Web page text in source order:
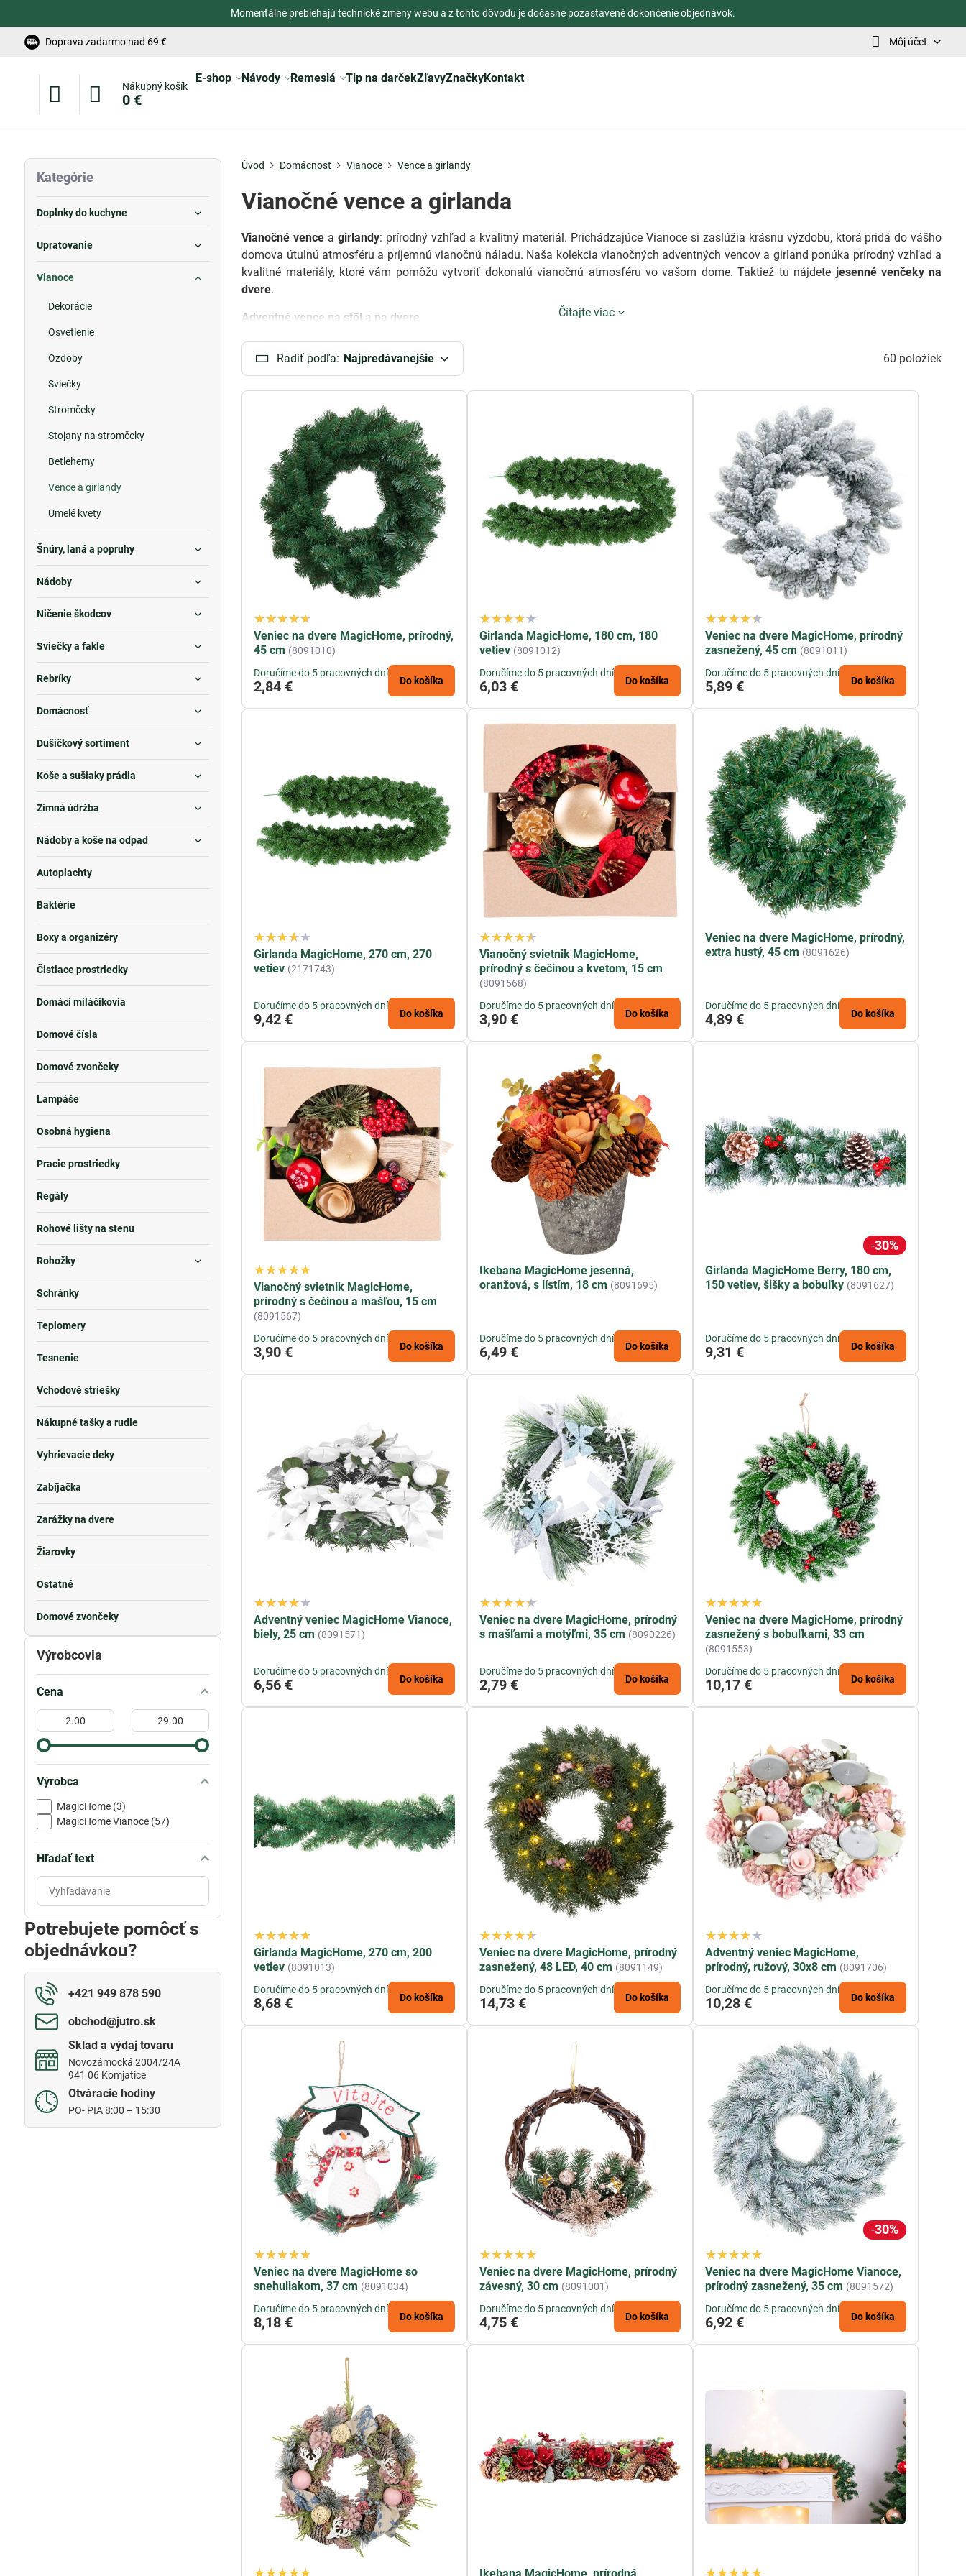
Momentálne prebiehajú technické zmeny webu a z tohto dôvodu je dočasne pozastavené dokončenie objednávok.
Doprava zadarmo nad 69 € Môj účet
Nákupný košík
0 €
E-shop Návody Remeslá Tip na darčekZľavyZnačkyKontakt
Úvod Domácnosť Vianoce Vence a girlandy
Vianočné vence a girlanda
Vianočné vence a girlandy: prírodný vzhľad a kvalitný materiál. Prichádzajúce Vianoce si zaslúžia krásnu výzdobu, ktorá pridá do vášho
domova útulnú atmosféru a príjemnú vianočnú náladu. Naša kolekcia vianočných adventných vencov a girland ponúka prírodný vzhľad a
kvalitné materiály, ktoré vám pomôžu vytvoriť dokonalú vianočnú atmosféru vo vašom dome. Taktiež tu nájdete jesenné venčeky na
dvere.
Adventné vence na stôl a na dvere
majú prírodný vzhľad a sú vyrobené z kvalitných materiálov, ako sú smrekové vetvičky, jemné ihličie a ozdoby vianočného motívu. Môžete
si ich umiestniť na stôl, na dvere alebo na iné vhodné miesto vo vašom dome.
Girlandy pre dekoráciu domu
Vianočná girlandaje ďalším skvelým doplnkom vášho vianočného interiéru. Naše girlandy majú hustý a prírodný vzhľad, čo im dáva
autentický vzhľad. Môžete ich zavesiť na schody, na krb alebo ich použiť na ozdobenie okien. Sú vyrobené z kvalitných materiálov, ktoré
zaručujú ich trvanlivosť a estetický vzhľad.
Variabilita a kreativita v dekorovaní
Naša kolekcia vianočných vencov a girland je veľmi variabilná a umožňuje vám prejaviť svoju kreativitu pri vytváraní vianočnej výzdoby.
Môžete si vybrať z rôznych veľkostí, tvarov a štýlov, aby ste našli ten správny kúsok pre váš dom. Kombinujte ich s ďalšími vianočnými
ozdobami, ako sú sviečky, ozdoby a vianočné svetlá, aby ste vytvorili jedinečnú a pôsobivú vianočnú atmosféru.
Vianočné venčeky a girlandy pre každý rozpočet
Naša ponuka vianočných vencov a girland je dostupná za priaznivé ceny, čo vám umožňuje ozdobiť váš dom krásnou výzdobou bez toho,
aby ste museli preplatiť. Kvalita našich produktov je zaručená, čo znamená, že si môžete byť istí, že vaša vianočná výzdoba bude
Vianočné adventné vence a girlandy sú neoddeliteľnou súčasťou vianočnej výzdoby a pridávajú do vášho domova špeciálny dotyk
vianočnej atmosféry. Naša kolekcia vám ponúka prírodný vzhľad a kvalitné materiály, ktoré zaručujú dokonalý vzhľad vášho domu počas
sviatkov. Vyberte si z našej ponuky ten správnyvianočný veniecalebo girlandu a užite si krásne Vianoce plné pohody a radosti.
Čítajte viac
Radiť podľa: Najpredávanejšie 60 položiek
Veniec na dvere MagicHome, prírodný,
45 cm (8091010)
Doručíme do 5 pracovných dní
2,84 € Do košíka
Girlanda MagicHome, 180 cm, 180
vetiev (8091012)
Doručíme do 5 pracovných dní
6,03 € Do košíka
Veniec na dvere MagicHome, prírodný
zasnežený, 45 cm (8091011)
Doručíme do 5 pracovných dní
5,89 € Do košíka
Girlanda MagicHome, 270 cm, 270
vetiev (2171743)
Doručíme do 5 pracovných dní
9,42 € Do košíka
Vianočný svietnik MagicHome,
prírodný s čečinou a kvetom, 15 cm
(8091568)
Doručíme do 5 pracovných dní
3,90 € Do košíka
Veniec na dvere MagicHome, prírodný,
extra hustý, 45 cm (8091626)
Doručíme do 5 pracovných dní
4,89 € Do košíka
Vianočný svietnik MagicHome,
prírodný s čečinou a mašľou, 15 cm
(8091567)
Doručíme do 5 pracovných dní
3,90 € Do košíka
Ikebana MagicHome jesenná,
oranžová, s lístím, 18 cm (8091695)
Doručíme do 5 pracovných dní
6,49 € Do košíka
30%
Girlanda MagicHome Berry, 180 cm,
150 vetiev, šišky a bobuľky (8091627)
Doručíme do 5 pracovných dní
9,31 € Do košíka
Adventný veniec MagicHome Vianoce,
biely, 25 cm (8091571)
Doručíme do 5 pracovných dní
6,56 € Do košíka
Veniec na dvere MagicHome, prírodný
s mašľami a motýľmi, 35 cm (8090226)
Doručíme do 5 pracovných dní
2,79 € Do košíka
Veniec na dvere MagicHome, prírodný
zasnežený s bobuľkami, 33 cm
(8091553)
Doručíme do 5 pracovných dní
10,17 € Do košíka
Girlanda MagicHome, 270 cm, 200
vetiev (8091013)
Doručíme do 5 pracovných dní
8,68 € Do košíka
Veniec na dvere MagicHome, prírodný
zasnežený, 48 LED, 40 cm (8091149)
Doručíme do 5 pracovných dní
14,73 € Do košíka
Adventný veniec MagicHome,
prírodný, ružový, 30x8 cm (8091706)
Doručíme do 5 pracovných dní
10,28 € Do košíka
Veniec na dvere MagicHome so
snehuliakom, 37 cm (8091034)
Doručíme do 5 pracovných dní
8,18 € Do košíka
Veniec na dvere MagicHome, prírodný
závesný, 30 cm (8091001)
Doručíme do 5 pracovných dní
4,75 € Do košíka
30%
Veniec na dvere MagicHome Vianoce,
prírodný zasnežený, 35 cm (8091572)
Doručíme do 5 pracovných dní
6,92 € Do košíka
Ikebana MagicHome, prírodná,
Výrobcovia
Cena
Od:
Do:
Výrobca
MagicHome (3)
MagicHome Vianoce (57)
Hľadať text
Prehľadať
výsledky
filtra
fulltextom
Potrebujete pomôcť s
objednávkou?
+421 949 878 590
obchod​@jutro​.sk
Sklad a výdaj tovaru
Novozámocká 2004/24A
941 06 Komjatice
Otváracie hodiny
PO- PIA 8:00 – 15:30
Kategórie
Doplnky do kuchyne
Upratovanie
Vianoce
Dekorácie
Osvetlenie
Ozdoby
Sviečky
Stromčeky
Stojany na stromčeky
Betlehemy
Vence a girlandy
Umelé kvety
Šnúry, laná a popruhy
Nádoby
Ničenie škodcov
Sviečky a fakle
Rebríky
Domácnosť
Dušičkový sortiment
Koše a sušiaky prádla
Zimná údržba
Nádoby a koše na odpad
Autoplachty
Baktérie
Boxy a organizéry
Čistiace prostriedky
Domáci miláčikovia
Domové čísla
Domové zvončeky
Lampáše
Osobná hygiena
Pracie prostriedky
Regály
Rohové lišty na stenu
Rohožky
Schránky
Teplomery
Tesnenie
Vchodové striešky
Nákupné tašky a rudle
Vyhrievacie deky
Zabíjačka
Zarážky na dvere
Žiarovky
Ostatné
Domové zvončeky